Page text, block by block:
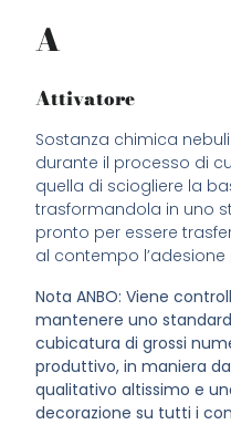
A
Attivatore
Sostanza chimica
durante il processo di
quella di sciogliere la
trasformandola in uno
pronto per essere
al contempo
Nota ANBO: Viene
mantenere uno
cubicatura di grossi
produttivo, in maniera
qualitativo altissimo e
decorazione su tutti i